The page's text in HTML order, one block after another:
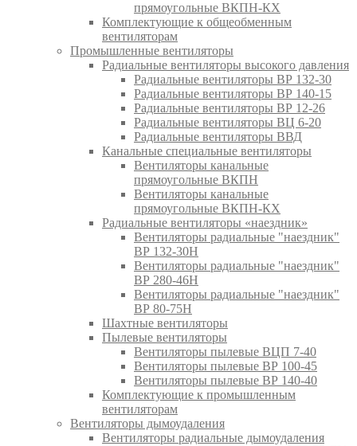
прямоугольные ВКПН-КХ
Комплектующие к общеобменным
вентиляторам
Промышленные вентиляторы
Радиальные вентиляторы высокого давления
Радиальные вентиляторы ВР 132-30
Радиальные вентиляторы ВР 140-15
Радиальные вентиляторы ВР 12-26
Радиальные вентиляторы ВЦ 6-20
Радиальные вентиляторы ВВД
Канальные специальные вентиляторы
Вентиляторы канальные
прямоугольные ВКПН
Вентиляторы канальные
прямоугольные ВКПН-КХ
Радиальные вентиляторы «наездник»
Вентиляторы радиальные "наездник"
ВР 132-30Н
Вентиляторы радиальные "наездник"
ВР 280-46Н
Вентиляторы радиальные "наездник"
ВР 80-75Н
Шахтные вентиляторы
Пылевые вентиляторы
Вентиляторы пылевые ВЦП 7-40
Вентиляторы пылевые ВР 100-45
Вентиляторы пылевые ВР 140-40
Комплектующие к промышленным
вентиляторам
Вентиляторы дымоудаления
Вентиляторы радиальные дымоудаления